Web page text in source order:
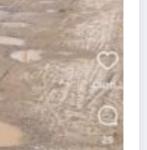
dezembro